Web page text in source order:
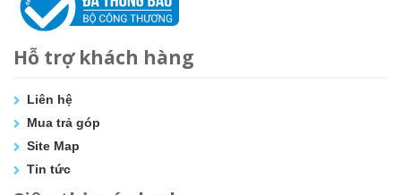
Hỗ trợ khách hàng
Liên hệ
Mua trả góp
Site Map
Tin tức